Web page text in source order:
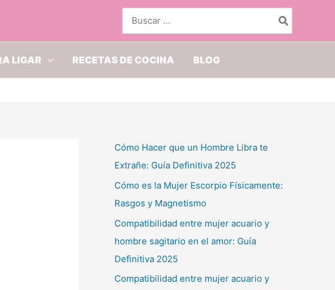
por:
LIGAR RECETAS DE COCINA BLOG
Cómo Hacer que un Hombre Libra te
Extrañe: Guía Definitiva 2025
Cómo es la Mujer Escorpio Físicamente:
Rasgos y Magnetismo
Compatibilidad entre mujer acuario y
hombre sagitario en el amor: Guía
Definitiva 2025
Compatibilidad entre mujer acuario y